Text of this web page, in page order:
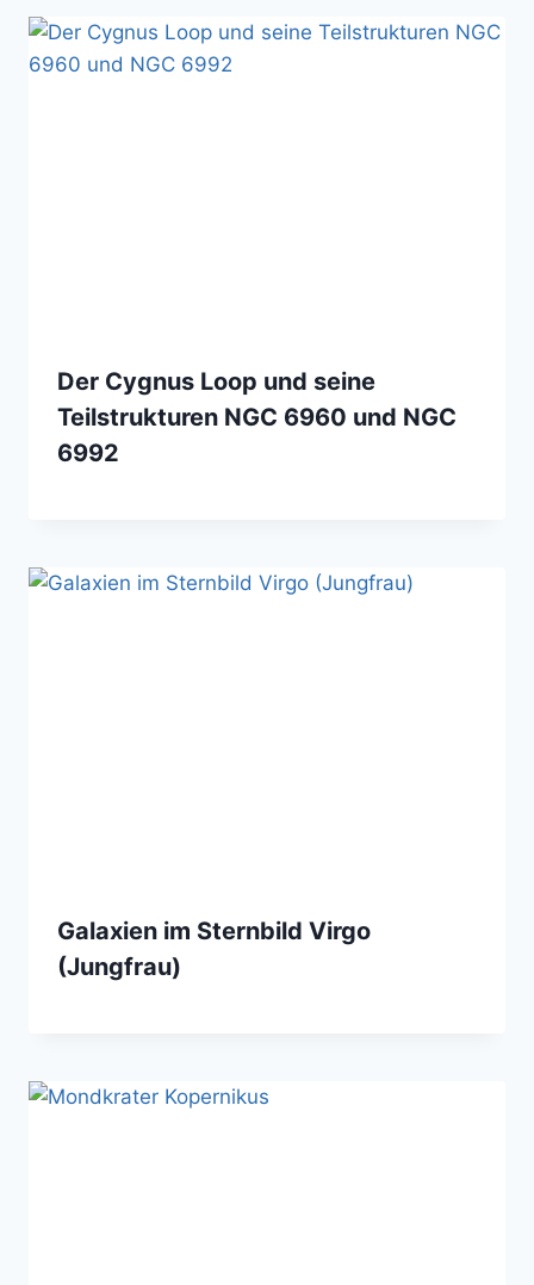
Der Cygnus Loop und seine
Teilstrukturen NGC 6960 und NGC
6992
Galaxien im Sternbild Virgo
(Jungfrau)